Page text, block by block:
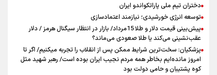
دختران تیم ملی پاراتکواندو ایران
توسعه انرژی خورشیدی؛ نیازمند اعتمادسازی
پیش‌بینی قیمت دلار و طلا 15مرداد/ بازار در انتظار سیگنال هرمز / دلار
عقب‌نشینی می‌کند یا طلا صعودی می‌ماند؟
پزشکیان: سخت‌ترین شرایط ممکن پس از انقلاب را تجربه میکنیم/ اگر تا
امروز مانده‌ایم بخاطر همه‌ مردم نجیب ایران بوده است/ رهبر شهید مثل
کوه پشتیبان و حامی دولت بود